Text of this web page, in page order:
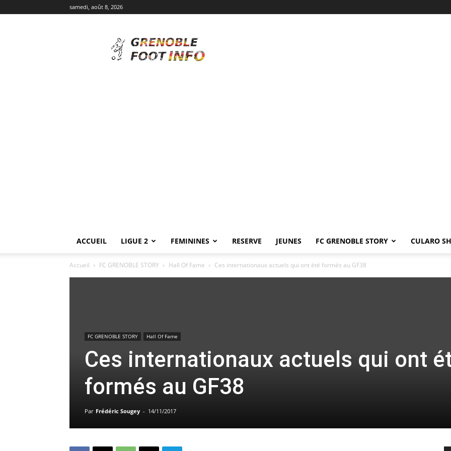
samedi, août 8, 2026
Foot
Info
ACCUEIL LIGUE 2 FEMININES RESERVE JEUNES FC GRENOBLE STORY CULARO
Accueil FC GRENOBLE STORY Hall Of Fame Ces internationaux actuels qui ont été formés au GF38
FC GRENOBLE STORY Hall Of Fame
Ces internationaux actuels qui ont
formés au GF38
Par Frédéric Sougey - 14/11/2017